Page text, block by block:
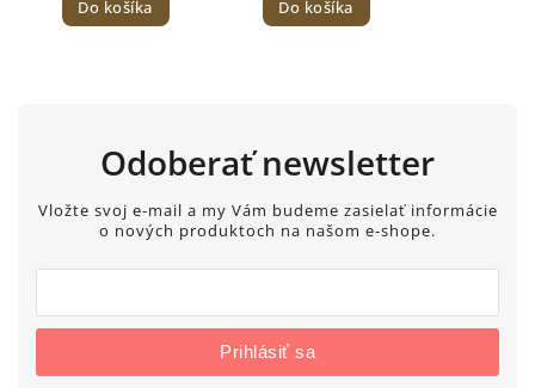
Do košíka Do košíka
Odoberať newsletter
Vložte svoj e-mail a my Vám budeme zasielať informácie
o nových produktoch na našom e-shope.
Prihlásiť sa